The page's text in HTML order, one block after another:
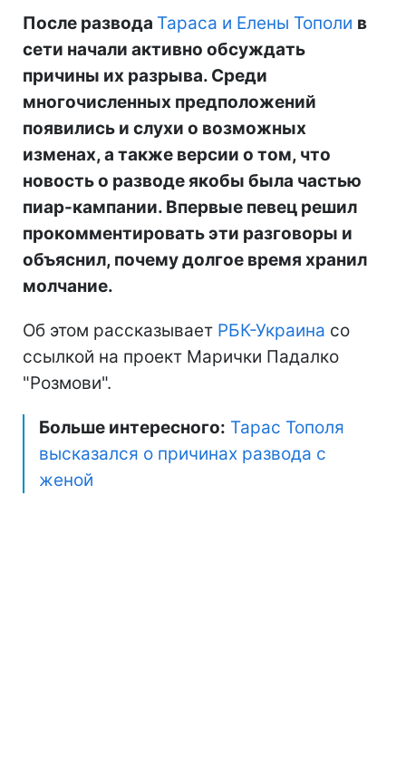
После развода Тараса и Елены Тополи в
сети начали активно обсуждать
причины их разрыва. Среди
многочисленных предположений
появились и слухи о возможных
изменах, а также версии о том, что
новость о разводе якобы была частью
пиар-кампании. Впервые певец решил
прокомментировать эти разговоры и
объяснил, почему долгое время хранил
молчание.
Об этом рассказывает РБК-Украина со
ссылкой на проект Марички Падалко
"Розмови".
Больше интересного: Тарас Тополя
высказался о причинах развода с
женой